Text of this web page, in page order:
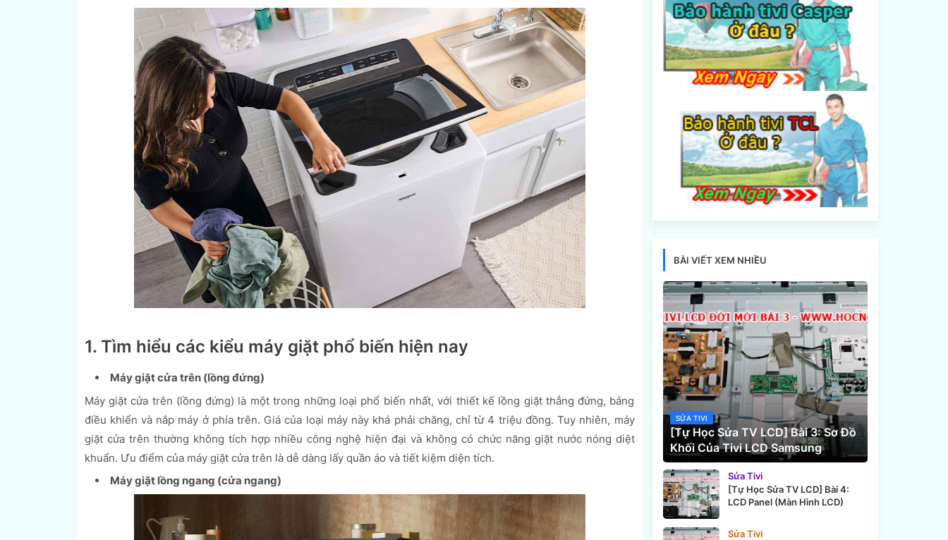
1. Tìm hiểu các kiểu máy giặt phổ biến hiện nay
Máy giặt cửa trên (lồng đứng)
Máy giặt cửa trên (lồng đứng) là một trong những loại phổ biến nhất, với thiết kế lồng giặt thẳng đứng, bảng
điều khiển và nắp máy ở phía trên. Giá của loại máy này khá phải chăng, chỉ từ 4 triệu đồng. Tuy nhiên, máy
giặt cửa trên thường không tích hợp nhiều công nghệ hiện đại và không có chức năng giặt nước nóng diệt
khuẩn. Ưu điểm của máy giặt cửa trên là dễ dàng lấy quần áo và tiết kiệm diện tích.
Máy giặt lồng ngang (cửa ngang)
BÀI VIẾT XEM NHIỀU
SỬA TIVI
[Tự Học Sửa TV LCD] Bài 3: Sơ Đồ
Khối Của Tivi LCD Samsung
Sửa Tivi
[Tự Học Sửa TV LCD] Bài 4:
LCD Panel (Màn Hình LCD)
Sửa Tivi